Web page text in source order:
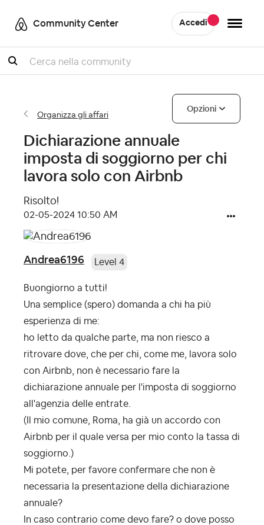
Community Center Accedi
Cercare
Organizza gli affari
Opzioni
Dichiarazione annuale
imposta di soggiorno per chi
lavora solo con Airbnb
Risolto!
‎02-05-2024 10:50 AM
Andrea6196 Level 4
Buongiorno a tutti!
Una semplice (spero) domanda a chi ha più
esperienza di me:
ho letto da qualche parte, ma non riesco a
ritrovare dove, che per chi, come me, lavora solo
con Airbnb, non è necessario fare la
dichiarazione annuale per l'imposta di soggiorno
all'agenzia delle entrate.
(Il mio comune, Roma, ha già un accordo con
Airbnb per il quale versa per mio conto la tassa di
soggiorno.)
Mi potete, per favore confermare che non è
necessaria la presentazione della dichiarazione
annuale?
In caso contrario come devo fare? o dove posso